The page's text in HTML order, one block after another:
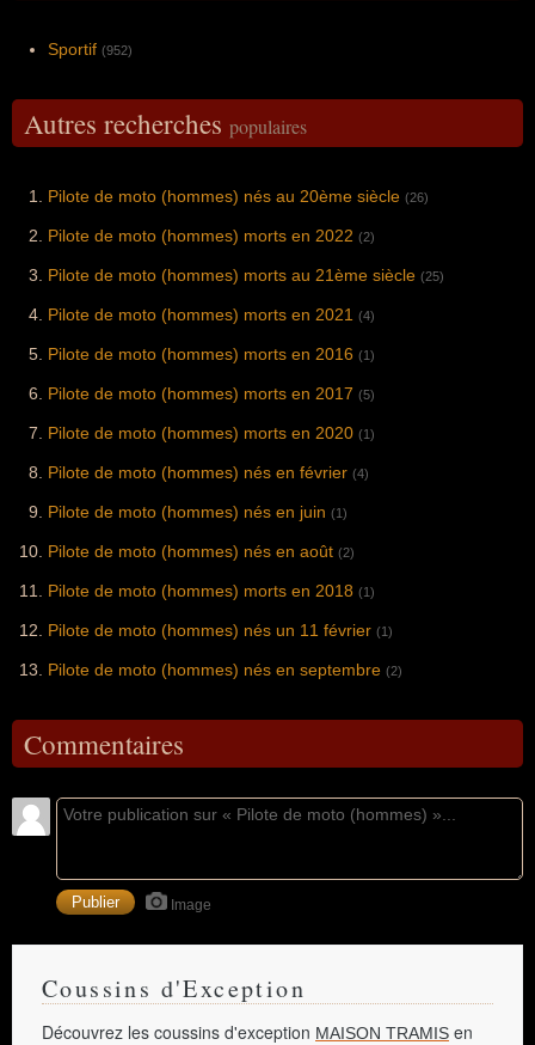
Sportif (952)
Autres recherches populaires
Pilote de moto (hommes) nés au 20ème siècle (26)
Pilote de moto (hommes) morts en 2022 (2)
Pilote de moto (hommes) morts au 21ème siècle (25)
Pilote de moto (hommes) morts en 2021 (4)
Pilote de moto (hommes) morts en 2016 (1)
Pilote de moto (hommes) morts en 2017 (5)
Pilote de moto (hommes) morts en 2020 (1)
Pilote de moto (hommes) nés en février (4)
Pilote de moto (hommes) nés en juin (1)
Pilote de moto (hommes) nés en août (2)
Pilote de moto (hommes) morts en 2018 (1)
Pilote de moto (hommes) nés un 11 février (1)
Pilote de moto (hommes) nés en septembre (2)
Commentaires
Image
Coussins d'Exception
Découvrez les coussins d'exception MAISON TRAMIS en